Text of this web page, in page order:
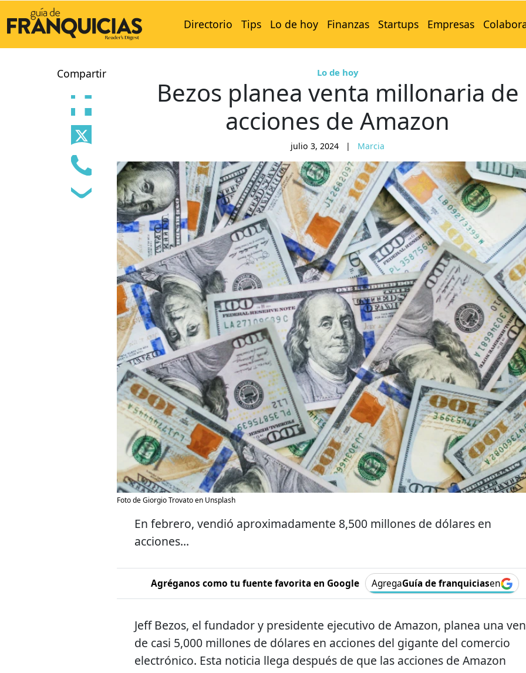
Directorio Tips Lo de hoy Finanzas Startups Empresas
Compartir Lo de hoy
Bezos planea venta millonaria de
acciones de Amazon
julio 3, 2024 | Marcia
Foto de Giorgio Trovato en Unsplash
En febrero, vendió aproximadamente 8,500 millones de dólares en
acciones...
Agréganos como tu fuente favorita en Google AgregaGuía de franquiciasen
Jeff Bezos, el fundador y presidente ejecutivo de Amazon, planea una
de casi 5,000 millones de dólares en acciones del gigante del comercio
electrónico. Esta noticia llega después de que las acciones de Amazon